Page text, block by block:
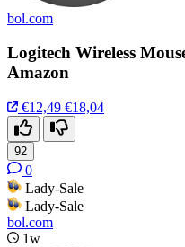
bol.com
Logitech Wireless
Amazon
€12,49 €18,04
92
0
Lady-Sale
Lady-Sale
bol.com
1w